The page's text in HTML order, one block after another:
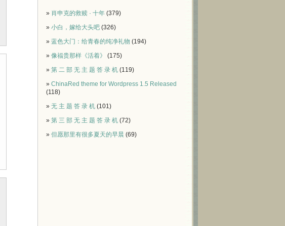
» 肖申克的救赎 · 十年 (379)
» 小白，嫁给大头吧 (326)
» 蓝色大门：给青春的纯净礼物 (194)
» 像福贵那样《活着》
(175)
» 第 二 部 无 主 题 答 录 机 (119)
» ChinaRed theme for Wordpress 1.5 Released
(118)
» 无 主 题 答 录 机 (101)
» 第 三 部 无 主 题 答 录 机 (72)
» 但愿那里有很多夏天的早晨 (69)